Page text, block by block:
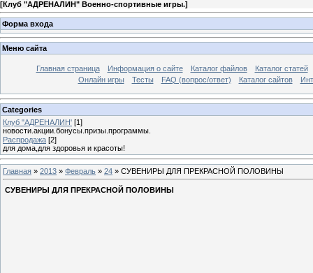
[Клуб "АДРЕНАЛИН" Военно-спортивные игры.]
Форма входа
Меню сайта
Главная страница Информация о сайте Каталог файлов
Каталог статей
Онлайн игры
Тесты FAQ (вопрос/ответ) Каталог сайтов
Categories
Клуб "АДРЕНАЛИН' [1]
новости.акции.бонусы.призы.программы.
Распродажа [2]
для дома,для здоровья и красоты!
Главная » 2013 » Февраль » 24 » СУВЕНИРЫ ДЛЯ ПРЕКРАСНОЙ ПОЛОВИНЫ
СУВЕНИРЫ ДЛЯ ПРЕКРАСНОЙ ПОЛОВИНЫ